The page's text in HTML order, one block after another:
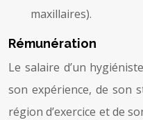
maxillaires).
Rémunération
Le salaire d’un
son expérience, de son
région d’exercice et de